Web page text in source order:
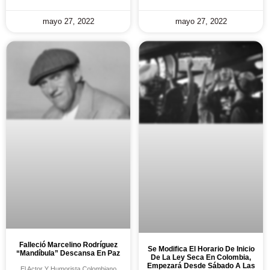
mayo 27, 2022 mayo 27, 2022
Falleció Marcelino Rodríguez
“Mandíbula” Descansa En Paz
Se Modifica El Horario De Inicio
De La Ley Seca En Colombia,
Empezará Desde Sábado A Las